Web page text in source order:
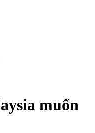
muốn